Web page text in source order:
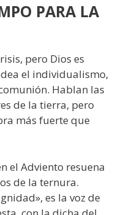
PARA LA
pero Dios es
el individualismo,
Hablan las
de la tierra, pero
más fuerte que
el Adviento resuena
de la ternura.
es la voz de